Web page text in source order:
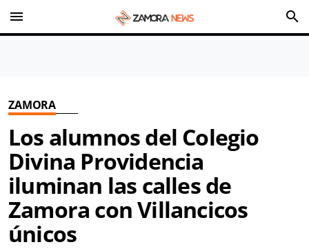
menu search
ZAMORA
Los alumnos del Colegio
Divina Providencia
iluminan las calles de
Zamora con Villancicos
únicos